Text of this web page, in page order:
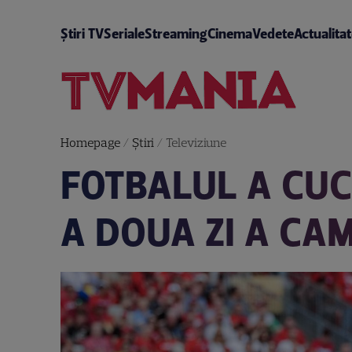
Știri TVSerialeStreamingCinemaVedete
Homepage/ Știri/ Televiziune
FOTBALUL A
A DOUA ZI A